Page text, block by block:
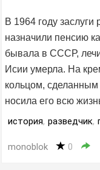
В 1964 году
назначили пенсию
бывала в СССР,
Исии умерла. На
кольцом, сделанным
носила его всю
история, разведчик,
monoblok 0